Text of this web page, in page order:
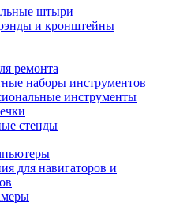
штыри
и кронштейны
ремонта
наборы инструментов
инструменты
стенды
для навигаторов и